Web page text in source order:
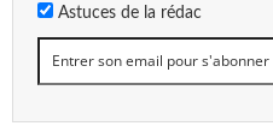
Astuces de la rédac